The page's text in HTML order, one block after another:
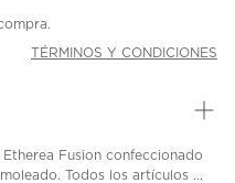
TÉRMINOS Y CONDICIONES
Fusion confeccionado
Todos los artículos ...